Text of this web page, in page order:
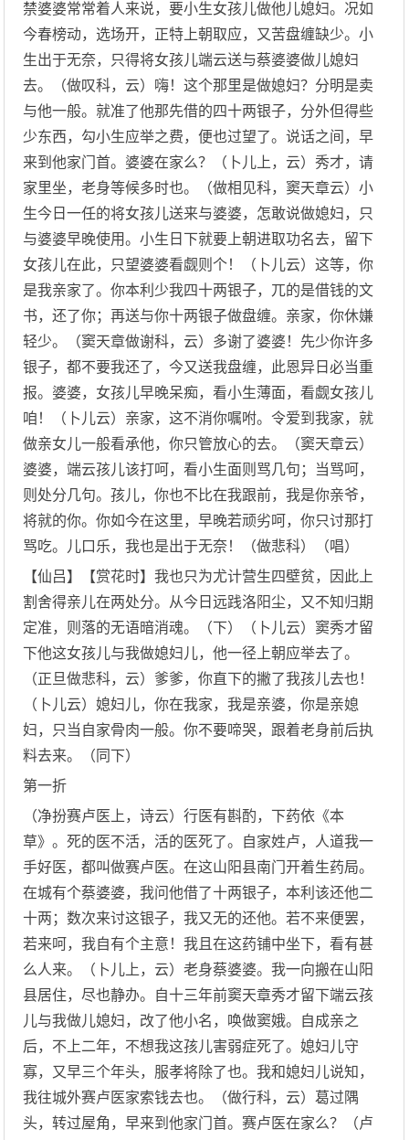
禁婆婆常常着人来说，要小生女孩儿做他儿媳妇。况如
今春榜动，选场开，正特上朝取应，又苦盘缠缺少。小
生出于无奈，只得将女孩儿端云送与蔡婆婆做儿媳妇
去。（做叹科，云）嗨！这个那里是做媳妇？分明是卖
与他一般。就准了他那先借的四十两银子，分外但得些
少东西，勾小生应举之费，便也过望了。说话之间，早
来到他家门首。婆婆在家么？（卜儿上，云）秀才，请
家里坐，老身等候多时也。（做相见科，窦天章云）小
生今日一任的将女孩儿送来与婆婆，怎敢说做媳妇，只
与婆婆早晚使用。小生日下就要上朝进取功名去，留下
女孩儿在此，只望婆婆看觑则个！（卜儿云）这等，你
是我亲家了。你本利少我四十两银子，兀的是借钱的文
书，还了你；再送与你十两银子做盘缠。亲家，你休嫌
轻少。（窦天章做谢科，云）多谢了婆婆！先少你许多
银子，都不要我还了，今又送我盘缠，此恩异日必当重
报。婆婆，女孩儿早晚呆痴，看小生薄面，看觑女孩儿
咱！（卜儿云）亲家，这不消你嘱咐。令爱到我家，就
做亲女儿一般看承他，你只管放心的去。（窦天章云）
婆婆，端云孩儿该打呵，看小生面则骂几句；当骂呵，
则处分几句。孩儿，你也不比在我跟前，我是你亲爷，
将就的你。你如今在这里，早晚若顽劣呵，你只讨那打
骂吃。儿口乐，我也是出于无奈！（做悲科）（唱）
【仙吕】【赏花时】我也只为尤计营生四壁贫，因此上
割舍得亲儿在两处分。从今日远践洛阳尘，又不知归期
定准，则落的无语暗消魂。（下）（卜儿云）窦秀才留
下他这女孩儿与我做媳妇儿，他一径上朝应举去了。
（正旦做悲科，云）爹爹，你直下的撇了我孩儿去也！
（卜儿云）媳妇儿，你在我家，我是亲婆，你是亲媳
妇，只当自家骨肉一般。你不要啼哭，跟着老身前后执
料去来。（同下）
第一折
（净扮赛卢医上，诗云）行医有斟酌，下药依《本
草》。死的医不活，活的医死了。自家姓卢，人道我一
手好医，都叫做赛卢医。在这山阳县南门开着生药局。
在城有个蔡婆婆，我问他借了十两银子，本利该还他二
十两；数次来讨这银子，我又无的还他。若不来便罢，
若来呵，我自有个主意！我且在这药铺中坐下，看有甚
么人来。（卜儿上，云）老身蔡婆婆。我一向搬在山阳
县居住，尽也静办。自十三年前窦天章秀才留下端云孩
儿与我做儿媳妇，改了他小名，唤做窦娥。自成亲之
后，不上二年，不想我这孩儿害弱症死了。媳妇儿守
寡，又早三个年头，服孝将除了也。我和媳妇儿说知，
我往城外赛卢医家索钱去也。（做行科，云）葛过隅
头，转过屋角，早来到他家门首。赛卢医在家么？（卢